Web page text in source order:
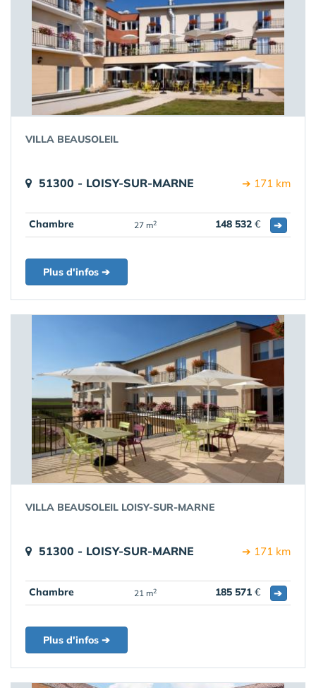
VILLA BEAUSOLEIL
51300 - LOISY-SUR-MARNE ➔ 171 km
Chambre 27 m2 148 532 € ➔
Plus d'infos ➔
VILLA BEAUSOLEIL LOISY-SUR-MARNE
51300 - LOISY-SUR-MARNE ➔ 171 km
Chambre 21 m2 185 571 € ➔
Plus d'infos ➔